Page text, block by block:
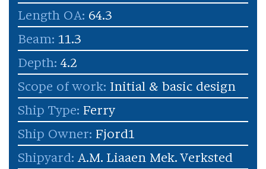
Length OA: 64.3
Beam: 11.3
Depth: 4.2
Scope of work: Initial & basic design
Ship Type: Ferry
Ship Owner: Fjord1
Shipyard: A.M. Liaaen Mek. Verksted